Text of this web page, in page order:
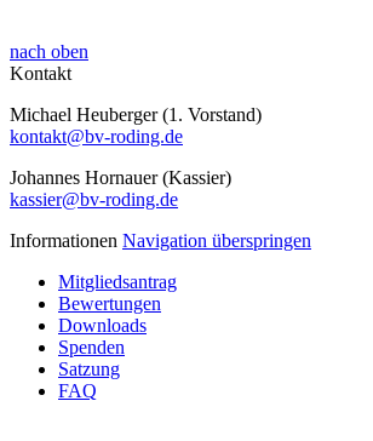
nach oben
Kontakt
Michael Heuberger (1. Vorstand)
kontakt@bv-roding.de
Johannes Hornauer (Kassier)
kassier@bv-roding.de
Informationen Navigation überspringen
Mitgliedsantrag
Bewertungen
Downloads
Spenden
Satzung
FAQ